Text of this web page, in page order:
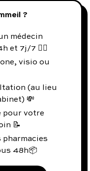
?
médecin
et 7j/7 👨‍⚕️
visio ou
(au lieu
💸
pour votre
📝
48h📦